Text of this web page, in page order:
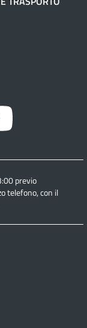
previo
telefono, con il